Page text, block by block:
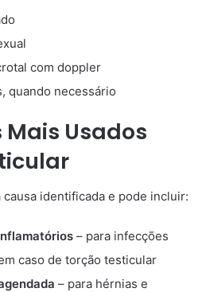
com doppler
quando necessário
Usados
identificada e pode incluir:
– para infecções
caso de torção testicular
– para hérnias e